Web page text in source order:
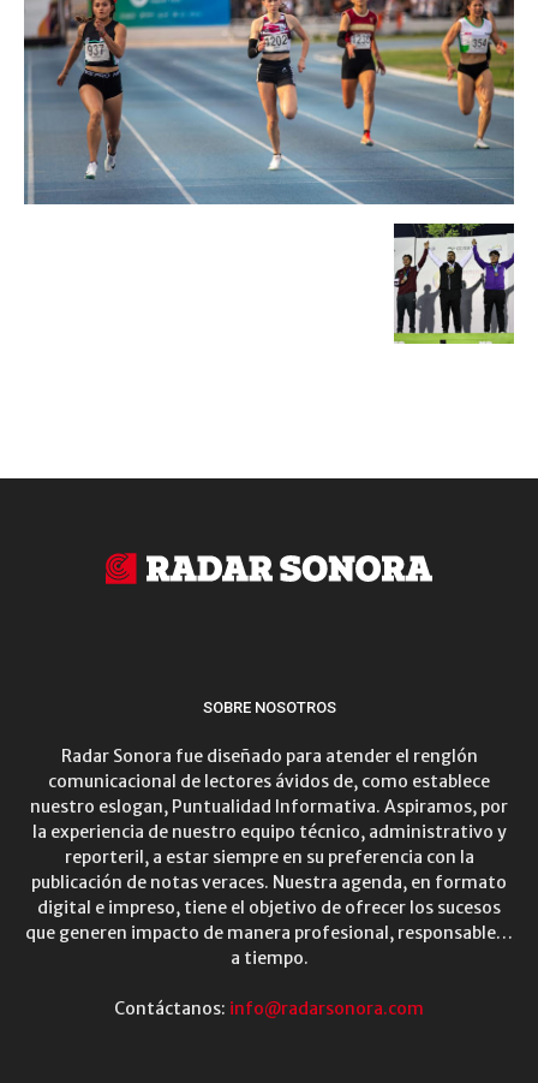
SOBRE NOSOTROS
Radar Sonora fue diseñado para atender el renglón
comunicacional de lectores ávidos de, como establece
nuestro eslogan, Puntualidad Informativa. Aspiramos, por
la experiencia de nuestro equipo técnico, administrativo y
reporteril, a estar siempre en su preferencia con la
publicación de notas veraces. Nuestra agenda, en formato
digital e impreso, tiene el objetivo de ofrecer los sucesos
que generen impacto de manera profesional, responsable…
a tiempo.
Contáctanos: info@radarsonora.com